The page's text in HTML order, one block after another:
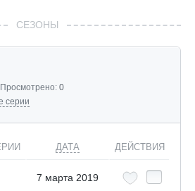
СЕЗОНЫ
Просмотрено: 0
серии
ДАТА ДЕЙСТВИЯ
7 марта 2019